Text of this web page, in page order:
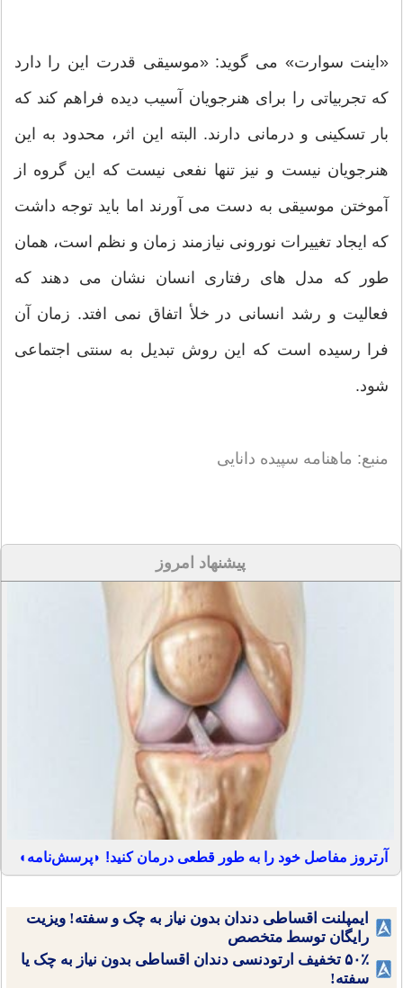
«اینت سوارت» می گوید: «موسیقی قدرت این را دارد
که تجربیاتی را برای هنرجویان آسیب دیده فراهم کند که
بار تسکینی و درمانی دارند. البته این اثر، محدود به این
هنرجویان نیست و نیز تنها نفعی نیست که این گروه از
آموختن موسیقی به دست می آورند اما باید توجه داشت
که ایجاد تغییرات نورونی نیازمند زمان و نظم است، همان
طور که مدل های رفتاری انسان نشان می دهند که
فعالیت و رشد انسانی در خلأ اتفاق نمی افتد. زمان آن
فرا رسیده است که این روش تبدیل به سنتی اجتماعی
شود.
منبع: ماهنامه سپیده دانایی
پیشنهاد امروز
آرتروز مفاصل خود را به طور قطعی درمان کنید! ◗پرسش‌نامه◖
ایمپلنت اقساطی دندان بدون نیاز به چک و سفته! ویزیت
رایگان توسط متخصص
۵۰٪ تخفیف ارتودنسی دندان اقساطی بدون نیاز به چک یا
سفته!